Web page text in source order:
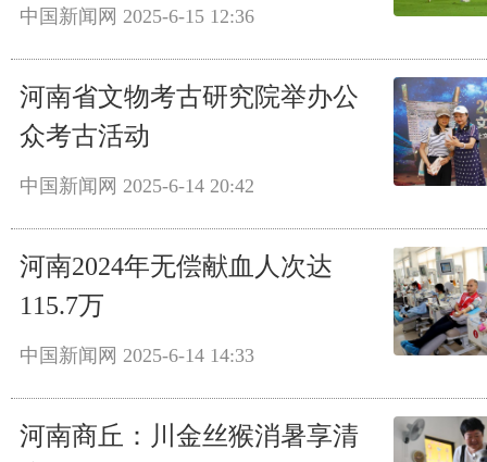
中国新闻网 2025-6-15 12:36
河南省文物考古研究院举办公
众考古活动
中国新闻网 2025-6-14 20:42
河南2024年无偿献血人次达
115.7万
中国新闻网 2025-6-14 14:33
河南商丘：川金丝猴消暑享清